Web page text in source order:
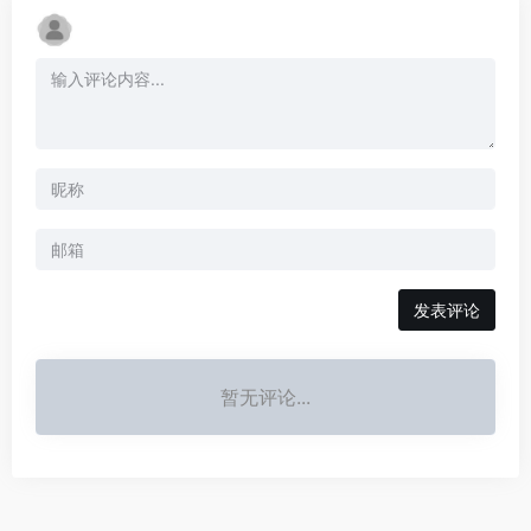
发表评论
暂无评论...